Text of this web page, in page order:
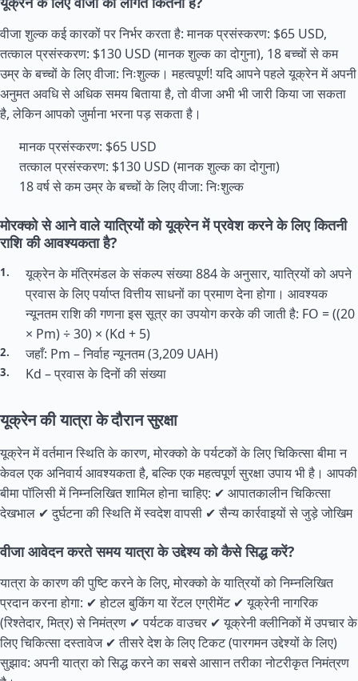
वीजा शुल्क कई कारकों पर निर्भर करता है: मानक प्रसंस्करण: $65 USD,
तत्काल प्रसंस्करण: $130 USD (मानक शुल्क का दोगुना), 18 बच्चों से कम
उम्र के बच्चों के लिए वीजा: निःशुल्क। महत्वपूर्ण! यदि आपने पहले यूक्रेन में अपनी
अनुमत अवधि से अधिक समय बिताया है, तो वीजा अभी भी जारी किया जा सकता
है, लेकिन आपको जुर्माना भरना पड़ सकता है।
मानक प्रसंस्करण: $65 USD
तत्काल प्रसंस्करण: $130 USD (मानक शुल्क का दोगुना)
18 वर्ष से कम उम्र के बच्चों के लिए वीजा: निःशुल्क
मोरक्को से आने वाले यात्रियों को यूक्रेन में प्रवेश करने के लिए कितनी
राशि की आवश्यकता है?
यूक्रेन के मंत्रिमंडल के संकल्प संख्या 884 के अनुसार, यात्रियों को अपने
प्रवास के लिए पर्याप्त वित्तीय साधनों का प्रमाण देना होगा। आवश्यक
न्यूनतम राशि की गणना इस सूत्र का उपयोग करके की जाती है: FO = ((20
× Pm) ÷ 30) × (Kd + 5)
जहाँ: Pm – निर्वाह न्यूनतम (3,209 UAH)
Kd – प्रवास के दिनों की संख्या
यूक्रेन की यात्रा के दौरान सुरक्षा
यूक्रेन में वर्तमान स्थिति के कारण, मोरक्को के पर्यटकों के लिए चिकित्सा बीमा न
केवल एक अनिवार्य आवश्यकता है, बल्कि एक महत्वपूर्ण सुरक्षा उपाय भी है। आपकी
बीमा पॉलिसी में निम्नलिखित शामिल होना चाहिए: ✔ आपातकालीन चिकित्सा
देखभाल ✔ दुर्घटना की स्थिति में स्वदेश वापसी ✔ सैन्य कार्रवाइयों से जुड़े जोखिम
वीजा आवेदन करते समय यात्रा के उद्देश्य को कैसे सिद्ध करें?
यात्रा के कारण की पुष्टि करने के लिए, मोरक्को के यात्रियों को निम्नलिखित
प्रदान करना होगा: ✔ होटल बुकिंग या रेंटल एग्रीमेंट ✔ यूक्रेनी नागरिक
(रिश्तेदार, मित्र) से निमंत्रण ✔ पर्यटक वाउचर ✔ यूक्रेनी क्लीनिकों में उपचार के
लिए चिकित्सा दस्तावेज ✔ तीसरे देश के लिए टिकट (पारगमन उद्देश्यों के लिए)
सुझाव: अपनी यात्रा को सिद्ध करने का सबसे आसान तरीका नोटरीकृत निमंत्रण